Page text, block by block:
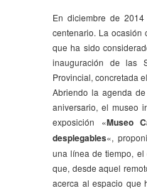
En diciembre de
centenario. La ocasión
que ha sido
inauguración de las
Provincial, concretada
Abriendo la agenda
aniversario, el museo
exposición «Museo
desplegables«,
una línea de tiempo, el
que, desde aquel
acerca al espacio que